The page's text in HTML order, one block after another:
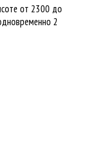
от 2300 до
2